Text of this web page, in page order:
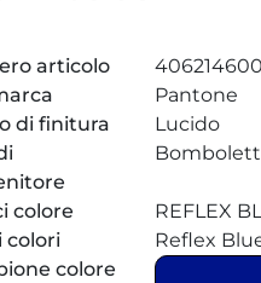
articolo
Pantone
di finitura
Lucido
colore
REFLEX
colori
Reflex
colore